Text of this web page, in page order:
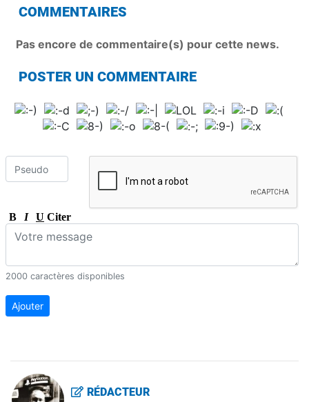
RÉDACTEUR
COMMENTAIRES
Pas encore de commentaire(s) pour cette news.
POSTER UN COMMENTAIRE
B I U Citer
2000 caractères disponibles
Ajouter